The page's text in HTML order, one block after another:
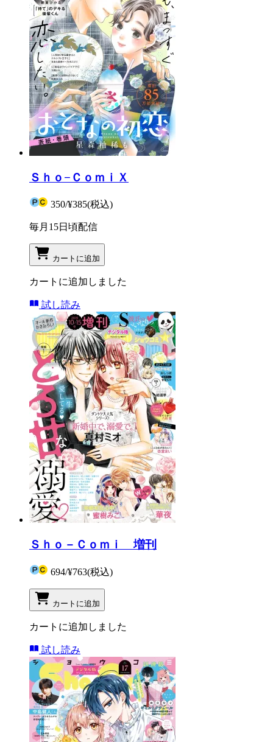
Ｓｈｏ−ＣｏｍｉＸ
350/¥385(税込)
毎月15日頃配信
カートに追加
カートに追加しました
試し読み
Ｓｈｏ－Ｃｏｍｉ 増刊
694/¥763(税込)
カートに追加
カートに追加しました
試し読み